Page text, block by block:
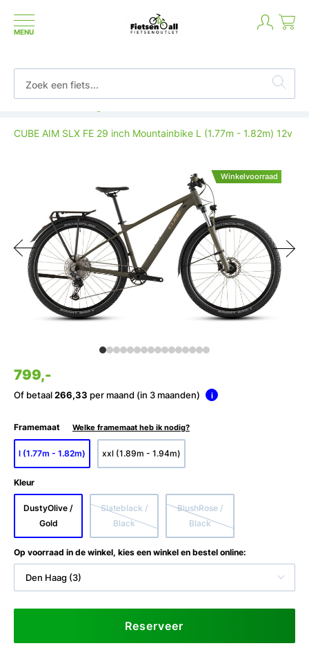
MENU
CUBE AIM SLX FE 29 inch Mountainbike L (1.77m - 1.82m) 12v
Winkelvoorraad
799,-
Of betaal266,33 per maand (in 3 maanden) i
Framemaat Welke framemaat heb ik nodig?
l (1.77m - 1.82m) xxl (1.89m - 1.94m)
Kleur
DustyOlive /
Gold
Slateblack /
Black
BlushRose /
Black
Op voorraad in de winkel, kies een winkel en bestel online:
Den Haag (3)
Reserveer